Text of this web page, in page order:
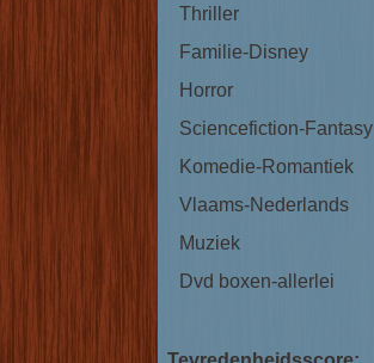
Thriller
Familie-Disney
Horror
Sciencefiction-Fantasy
Komedie-Romantiek
Vlaams-Nederlands
Muziek
Dvd boxen-allerlei